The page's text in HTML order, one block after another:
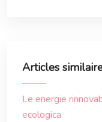
Articles
Le energie
ecologica